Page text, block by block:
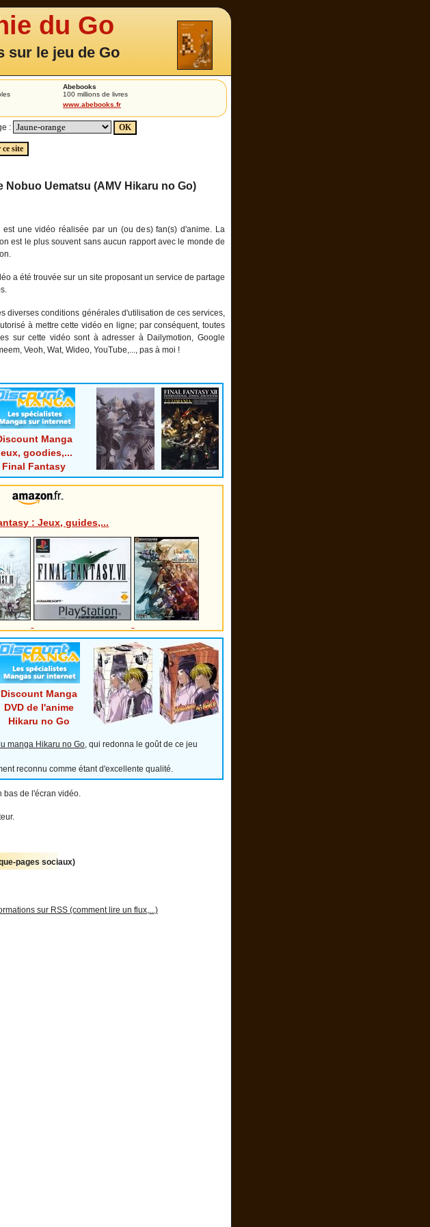
du Go
sur le jeu de Go
Abebooks
100 millions de livres
www.abebooks.fr
:
Nobuo Uematsu (AMV Hikaru no Go)
est une vidéo réalisée par un (ou des) fan(s) d'anime. La
est le plus souvent sans aucun rapport avec le monde de
a été trouvée sur un site proposant un service de partage
diverses conditions générales d'utilisation de ces services,
à mettre cette vidéo en ligne; par conséquent, toutes
sur cette vidéo sont à adresser à Dailymotion, Google
Veoh, Wat, Wideo, YouTube,..., pas à moi !
Manga
goodies,...
Final Fantasy
: Jeux, guides,...
Discount Manga
DVD de l'anime
Hikaru no Go
manga Hikaru no Go, qui redonna le goût de ce jeu
reconnu comme étant d'excellente qualité.
bas de l'écran vidéo.
pages sociaux)
sur RSS (comment lire un flux,...)